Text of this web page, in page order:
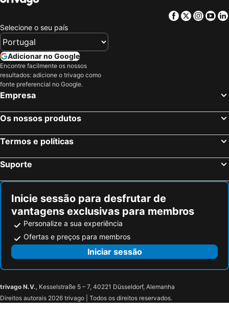
Facebook
Twitter
Selecione o seu país
Adicionar no Google
Encontre facilmente os nossos
resultados: adicione o trivago como
fonte preferencial no Google.
Empresa
Os nossos produtos
Termos e políticas
Suporte
Inicie sessão para desfrutar de
vantagens exclusivas para membros
Personalize a sua experiência
Ofertas e preços para membros
Iniciar sessão
trivago N.V., Kesselstraße 5 – 7, 40221 Düsseldorf, Alemanha
Direitos autorais 2026 trivago | Todos os direitos reservados.